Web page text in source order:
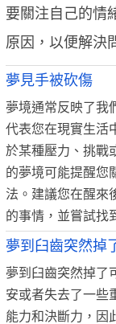
要關注自己的情
原因，以便解決
夢見手被砍傷
夢境通常反映了我
代表您在現實生活
於某種壓力、挑戰
的夢境可能提醒您
法。建議您在醒來
的事情，並嘗試找
夢到臼齒突然掉
夢到臼齒突然掉了
安或者失去了一些
能力和決斷力，因